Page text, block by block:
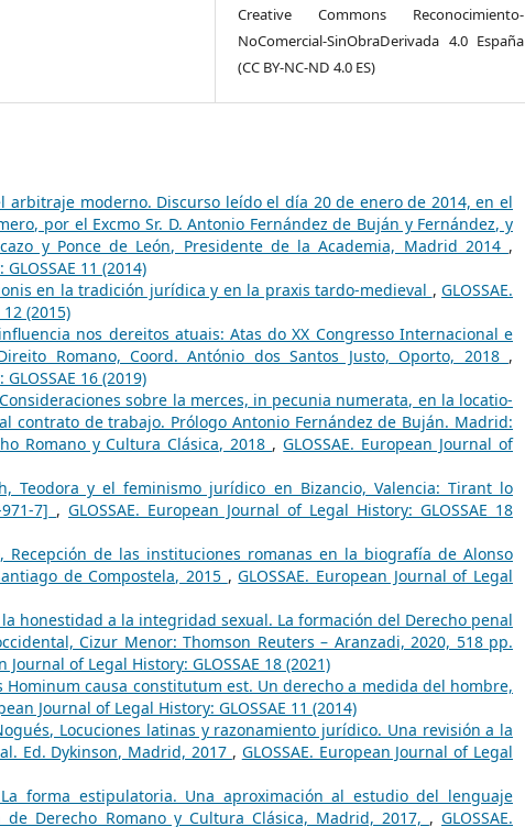
Creative Commons Reconocimiento-
NoComercial-SinObraDerivada 4.0 España
(CC BY-NC-ND 4.0 ES)
arbitraje moderno. Discurso leído el día 20 de enero de 2014, en el
por el Excmo Sr. D. Antonio Fernández de Buján y Fernández, y
y Ponce de León, Presidente de la Academia, Madrid 2014 ,
11 (2014)
en la tradición jurídica y en la praxis tardo-medieval ,GLOSSAE.
(2015)
nos dereitos atuais: Atas do XX Congresso Internacional e
Romano, Coord. António dos Santos Justo, Oporto, 2018 ,
16 (2019)
sobre la merces, in pecunia numerata, en la locatio-
contrato de trabajo. Prólogo Antonio Fernández de Buján. Madrid:
Romano y Cultura Clásica, 2018 ,GLOSSAE. European Journal of
Teodora y el feminismo jurídico en Bizancio, Valencia: Tirant lo
7] , GLOSSAE. European Journal of Legal History: GLOSSAE 18
Recepción de las instituciones romanas en la biografía de Alonso
de Compostela, 2015 ,GLOSSAE. European Journal of Legal
honestidad a la integridad sexual. La formación del Derecho penal
Cizur Menor: Thomson Reuters – Aranzadi, 2020, 518 pp.
Journal of Legal History: GLOSSAE 18 (2021)
Hominum causa constitutum est. Un derecho a medida del hombre,
Journal of Legal History: GLOSSAE 11 (2014)
Locuciones latinas y razonamiento jurídico. Una revisión a la
Ed. Dykinson, Madrid, 2017 , GLOSSAE. European Journal of Legal
forma estipulatoria. Una aproximación al estudio del lenguaje
Derecho Romano y Cultura Clásica, Madrid, 2017, ,GLOSSAE.